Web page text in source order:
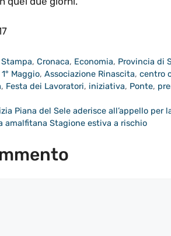
,Cronaca, Economia, Provincia di
1° Maggio,Associazione Rinascita,centro
, Festa dei Lavoratori, iniziativa, Ponte,
Piana del Sele aderisce all’appello per
amalfitana Stagione estiva a rischio